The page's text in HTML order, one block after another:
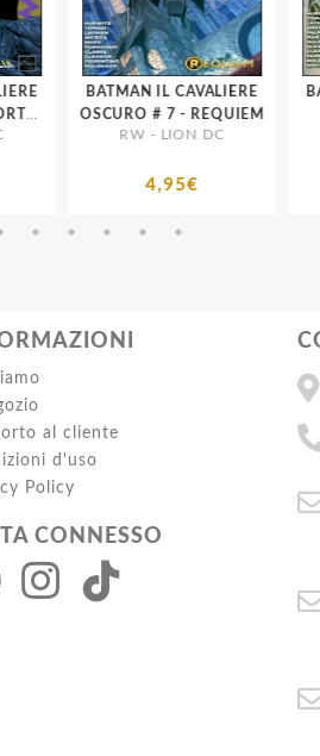
BATMAN IL CAVALIERE
OSCURO # 7 - REQUIEM
RW - LION DC
4,95€
al cliente
d'uso
Policy
CONNESSO